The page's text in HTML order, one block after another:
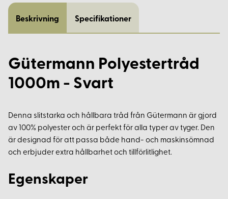
Beskrivning Specifikationer
Gütermann Polyestertråd
1000m - Svart
Denna slitstarka och hållbara tråd från Gütermann är gjord
av 100% polyester och är perfekt för alla typer av tyger. Den
är designad för att passa både hand- och maskinsömnad
och erbjuder extra hållbarhet och tillförlitlighet.
Egenskaper